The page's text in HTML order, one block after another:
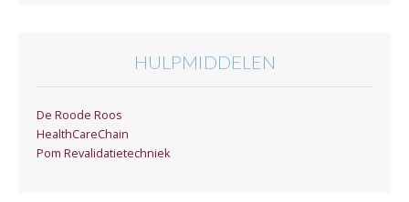
HULPMIDDELEN
De Roode Roos
HealthCareChain
Pom Revalidatietechniek